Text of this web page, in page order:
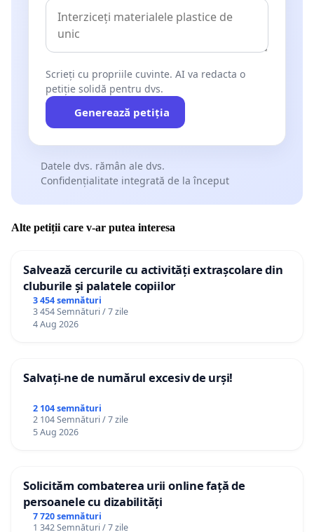
Scrieți cu propriile cuvinte. AI va redacta o
petiție solidă pentru dvs.
Generează petiția
Datele dvs. rămân ale dvs.
Confidențialitate integrată de la început
Alte petiții care v-ar putea interesa
Salvează cercurile cu activități extrașcolare din
cluburile și palatele copiilor
3 454 semnături
3 454 Semnături / 7 zile
4 Aug 2026
Salvați-ne de numărul excesiv de urși!
2 104 semnături
2 104 Semnături / 7 zile
5 Aug 2026
Solicităm combaterea urii online față de
persoanele cu dizabilități
7 720 semnături
1 342 Semnături / 7 zile